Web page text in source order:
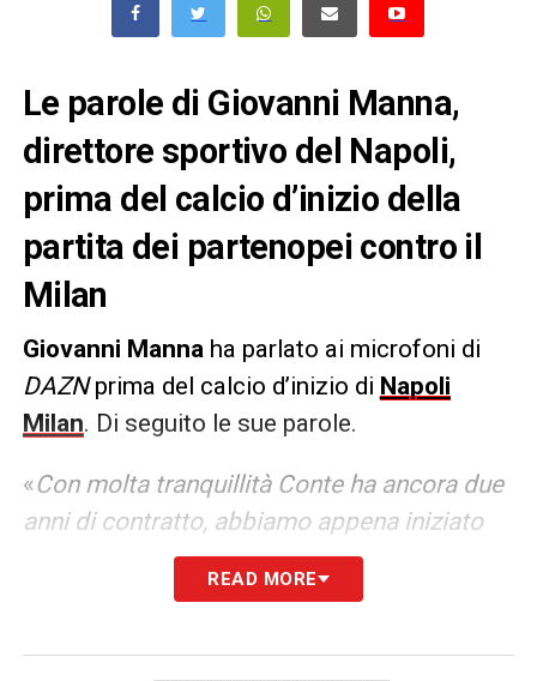
Le parole di Giovanni Manna,
direttore sportivo del Napoli,
prima del calcio d’inizio della
partita dei partenopei contro il
Milan
Giovanni Manna ha parlato ai microfoni di
DAZNprima del calcio d’inizio di Napoli
Milan. Di seguito le sue parole.
«Con molta tranquillità Conte ha ancora due
anni di contratto, abbiamo appena iniziato
un discorso. Ogni discorso sul suo futuro è
superfluo, speriamo di poter continuare
READ MORE